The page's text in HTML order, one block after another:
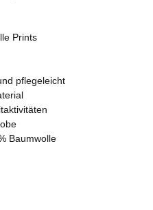
Prints
pflegeleicht
Baumwolle